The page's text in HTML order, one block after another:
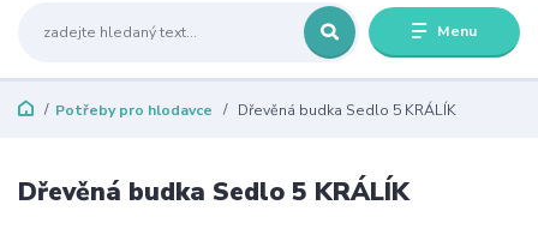
Menu
Potřeby pro hlodavce Dřevěná budka Sedlo 5 KRÁLÍK
Dřevěná budka Sedlo 5 KRÁLÍK